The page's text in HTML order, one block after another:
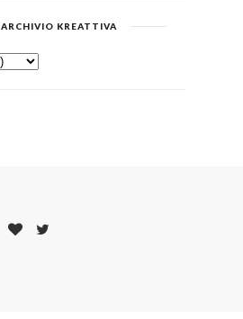
ARCHIVIO KREATTIVA